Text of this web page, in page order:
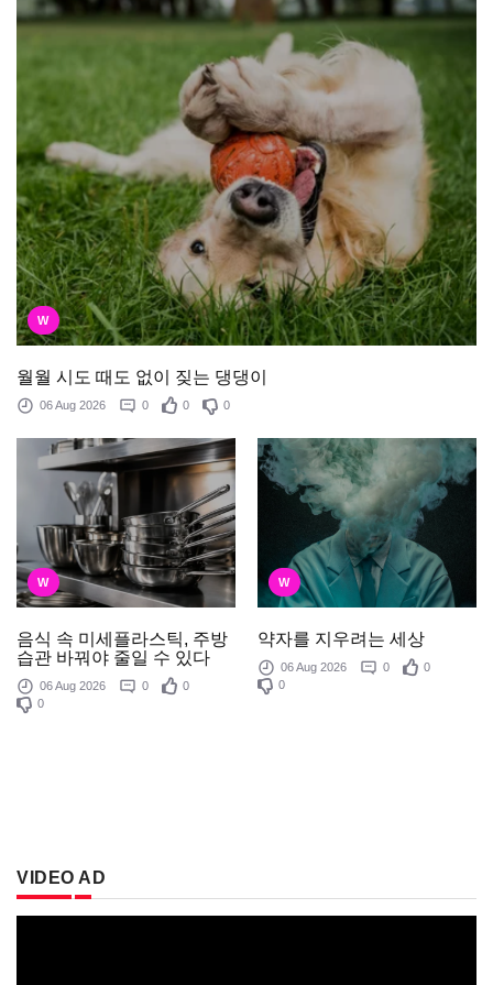
W
월월 시도 때도 없이 짖는 댕댕이
06 Aug 2026 0 0 0
W
음식 속 미세플라스틱, 주방
습관 바꿔야 줄일 수 있다
06 Aug 2026 0
0
0
W
약자를 지우려는 세상
06 Aug 2026 0
0
0
VIDEO AD